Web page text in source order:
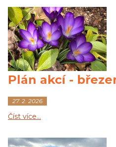
Plán akcí -
27. 2. 2026
Číst více…